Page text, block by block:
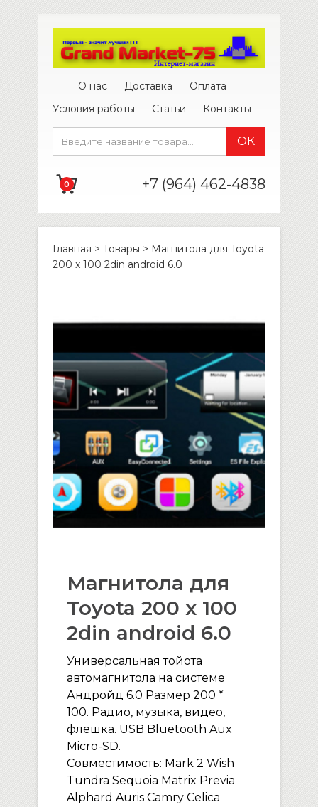
О нас Доставка
Оплата
Условия работы
Статьи Контакты
0 +7 (964) 462-4838
Главная > Товары > Магнитола для Toyota
200 x 100 2din android 6.0
Магнитола для
Toyota 200 x 100
2din android 6.0
Универсальная тойота
автомагнитола на системе
Андройд 6.0 Размер 200 *
100. Радио, музыка, видео,
флешка. USB Bluetooth Aux
Micro-SD.
Совместимость: Mark 2 Wish
Tundra Sequoia Matrix Previa
Alphard Auris Camry Celica